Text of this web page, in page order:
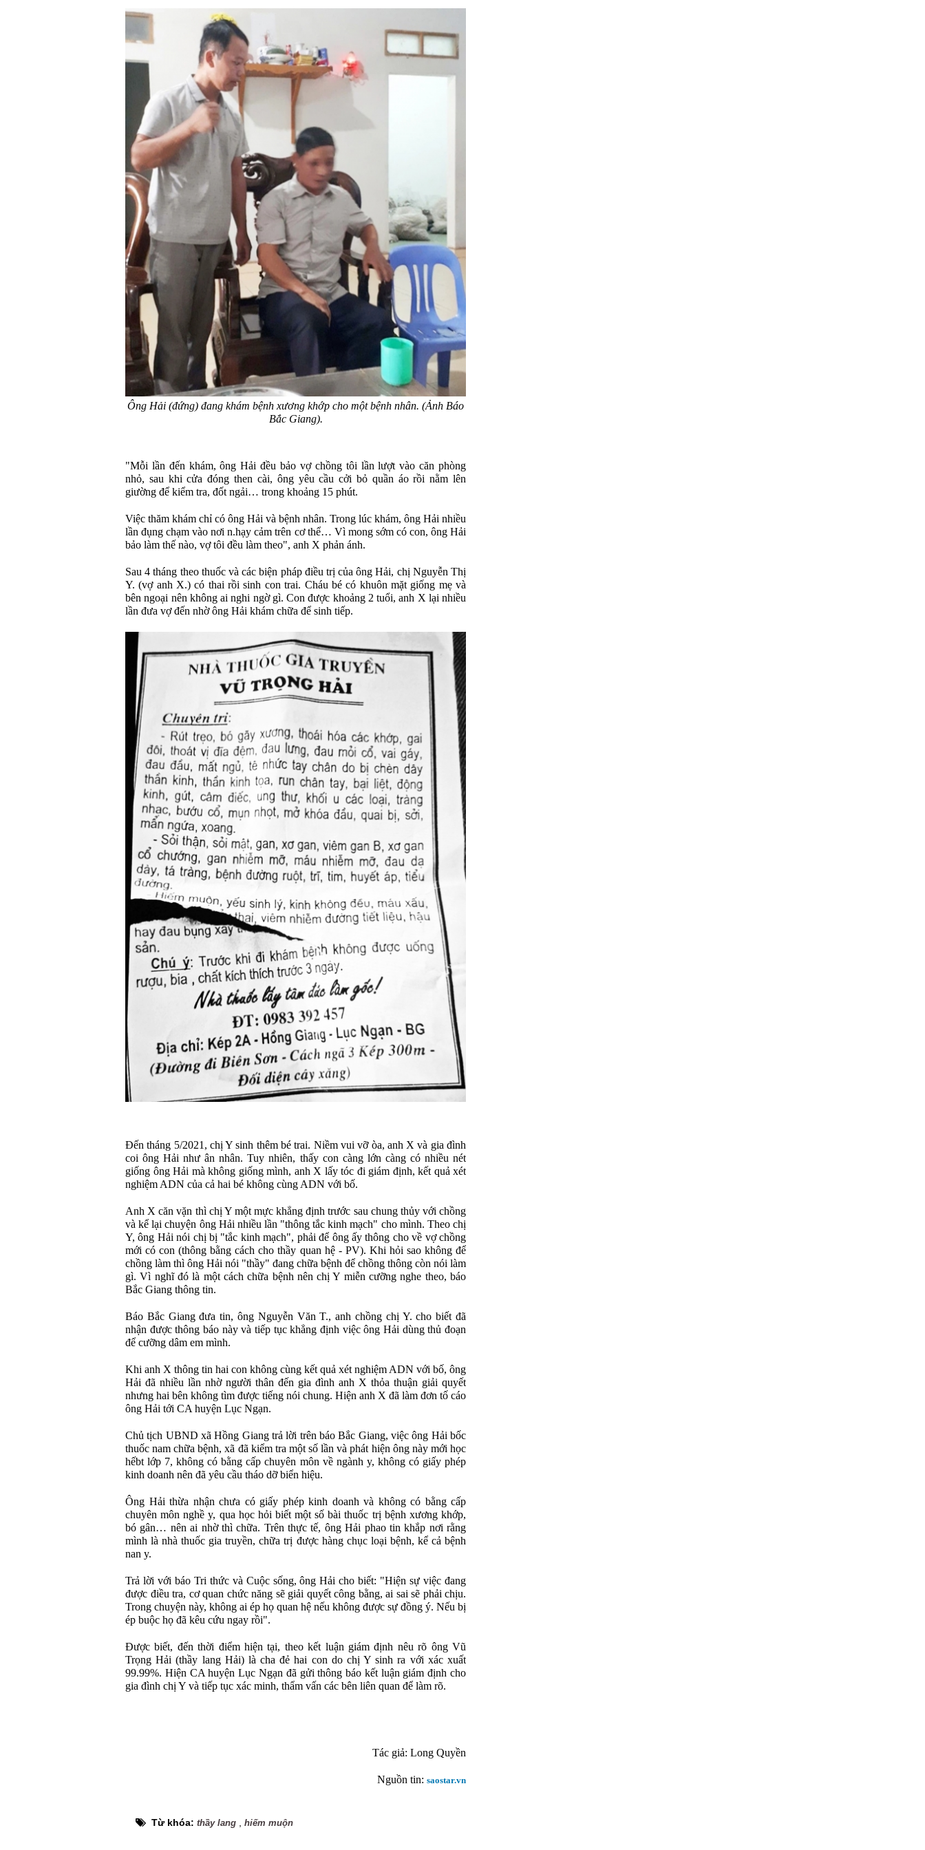
Ông Hải (đứng) đang khám bệnh xương khớp cho một bệnh nhân. (Ảnh Báo
Bắc Giang).
"Mỗi lần đến khám, ông Hải đều bảo vợ chồng tôi lần lượt vào căn phòng
nhỏ, sau khi cửa đóng then cài, ông yêu cầu cởi bỏ quần áo rồi nằm lên
giường để kiểm tra, đốt ngải… trong khoảng 15 phút.
Việc thăm khám chỉ có ông Hải và bệnh nhân. Trong lúc khám, ông Hải nhiều
lần đụng chạm vào nơi n.hạy cảm trên cơ thể… Vì mong sớm có con, ông Hải
bảo làm thế nào, vợ tôi đều làm theo", anh X phản ánh.
Sau 4 tháng theo thuốc và các biện pháp điều trị của ông Hải, chị Nguyễn Thị
Y. (vợ anh X.) có thai rồi sinh con trai. Cháu bé có khuôn mặt giống mẹ và
bên ngoại nên không ai nghi ngờ gì. Con được khoảng 2 tuổi, anh X lại nhiều
lần đưa vợ đến nhờ ông Hải khám chữa để sinh tiếp.
Đến tháng 5/2021, chị Y sinh thêm bé trai. Niềm vui vỡ òa, anh X và gia đình
coi ông Hải như ân nhân. Tuy nhiên, thấy con càng lớn càng có nhiều nét
giống ông Hải mà không giống mình, anh X lấy tóc đi giám định, kết quả xét
nghiệm ADN của cả hai bé không cùng ADN với bố.
Anh X căn vặn thì chị Y một mực khẳng định trước sau chung thủy với chồng
và kể lại chuyện ông Hải nhiều lần "thông tắc kinh mạch" cho mình. Theo chị
Y, ông Hải nói chị bị "tắc kinh mạch", phải để ông ấy thông cho về vợ chồng
mới có con (thông bằng cách cho thầy quan hệ - PV). Khi hỏi sao không để
chồng làm thì ông Hải nói "thầy" đang chữa bệnh để chồng thông còn nói làm
gì. Vì nghĩ đó là một cách chữa bệnh nên chị Y miễn cưỡng nghe theo, báo
Bắc Giang thông tin.
Báo Bắc Giang đưa tin, ông Nguyễn Văn T., anh chồng chị Y. cho biết đã
nhận được thông báo này và tiếp tục khẳng định việc ông Hải dùng thủ đoạn
để cưỡng dâm em mình.
Khi anh X thông tin hai con không cùng kết quả xét nghiệm ADN với bố, ông
Hải đã nhiều lần nhờ người thân đến gia đình anh X thỏa thuận giải quyết
nhưng hai bên không tìm được tiếng nói chung. Hiện anh X đã làm đơn tố cáo
ông Hải tới CA huyện Lục Ngạn.
Chủ tịch UBND xã Hồng Giang trả lời trên báo Bắc Giang, việc ông Hải bốc
thuốc nam chữa bệnh, xã đã kiểm tra một số lần và phát hiện ông này mới học
hếbt lớp 7, không có bằng cấp chuyên môn về ngành y, không có giấy phép
kinh doanh nên đã yêu cầu tháo dỡ biển hiệu.
Ông Hải thừa nhận chưa có giấy phép kinh doanh và không có bằng cấp
chuyên môn nghề y, qua học hỏi biết một số bài thuốc trị bệnh xương khớp,
bó gân… nên ai nhờ thì chữa. Trên thực tế, ông Hải phao tin khắp nơi rằng
mình là nhà thuốc gia truyền, chữa trị được hàng chục loại bệnh, kể cả bệnh
nan y.
Trả lời với báo Tri thức và Cuộc sống, ông Hải cho biết: "Hiện sự việc đang
được điều tra, cơ quan chức năng sẽ giải quyết công bằng, ai sai sẽ phải chịu.
Trong chuyện này, không ai ép họ quan hệ nếu không được sự đồng ý. Nếu bị
ép buộc họ đã kêu cứu ngay rồi".
Được biết, đến thời điểm hiện tại, theo kết luận giám định nêu rõ ông Vũ
Trọng Hải (thầy lang Hải) là cha đẻ hai con do chị Y sinh ra với xác xuất
99.99%. Hiện CA huyện Lục Ngạn đã gửi thông báo kết luận giám định cho
gia đình chị Y và tiếp tục xác minh, thẩm vấn các bên liên quan để làm rõ.
Tác giả: Long Quyền
Nguồn tin: saostar.vn
Từ khóa: thầy lang hiếm muộn